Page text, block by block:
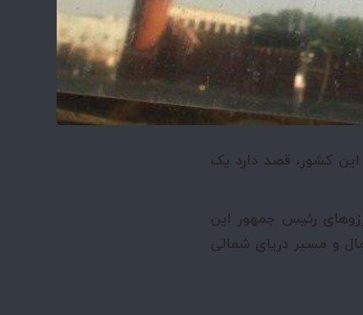
کشور، قصد دارد یک
رئیس جمهور این
و مسیر دریای شمالی